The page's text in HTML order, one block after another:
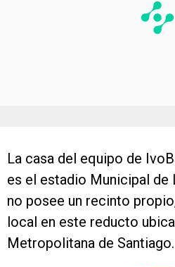
La casa del equipo de
es el estadio Municipal de
no posee un recinto
local en este reducto
Metropolitana de Santiago.